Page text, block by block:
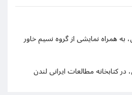
به همراه نمایشی از گروه نسیم خاور
کتابخانه مطالعات ایرانی لندن